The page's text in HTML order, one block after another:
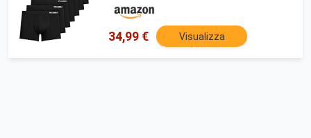
34,99 € Visualizza